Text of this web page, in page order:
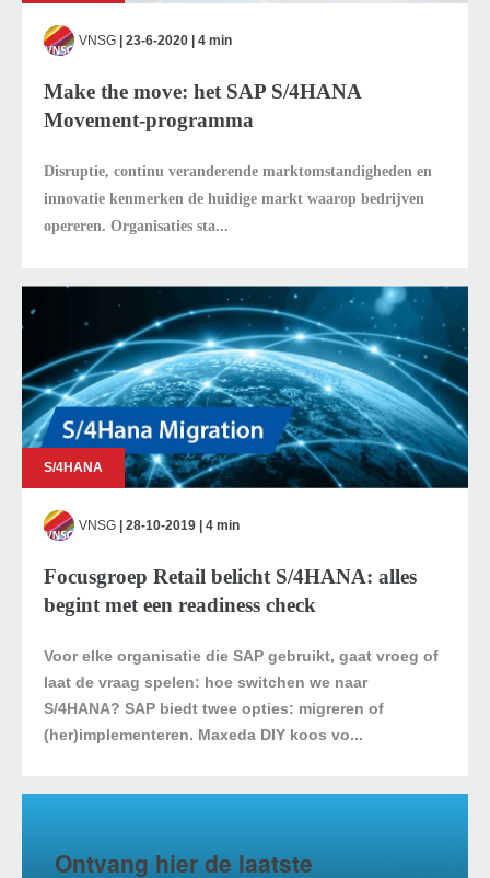
VNSG | 23-6-2020 | 4 min
Make the move: het SAP S/4HANA
Movement-programma
Disruptie, continu veranderende marktomstandigheden en
innovatie kenmerken de huidige markt waarop bedrijven
opereren. Organisaties sta...
S/4HANA
VNSG | 28-10-2019 | 4 min
Focusgroep Retail belicht S/4HANA: alles
begint met een readiness check
Voor elke organisatie die SAP gebruikt, gaat vroeg of
laat de vraag spelen: hoe switchen we naar
S/4HANA? SAP biedt twee opties: migreren of
(her)implementeren. Maxeda DIY koos vo...